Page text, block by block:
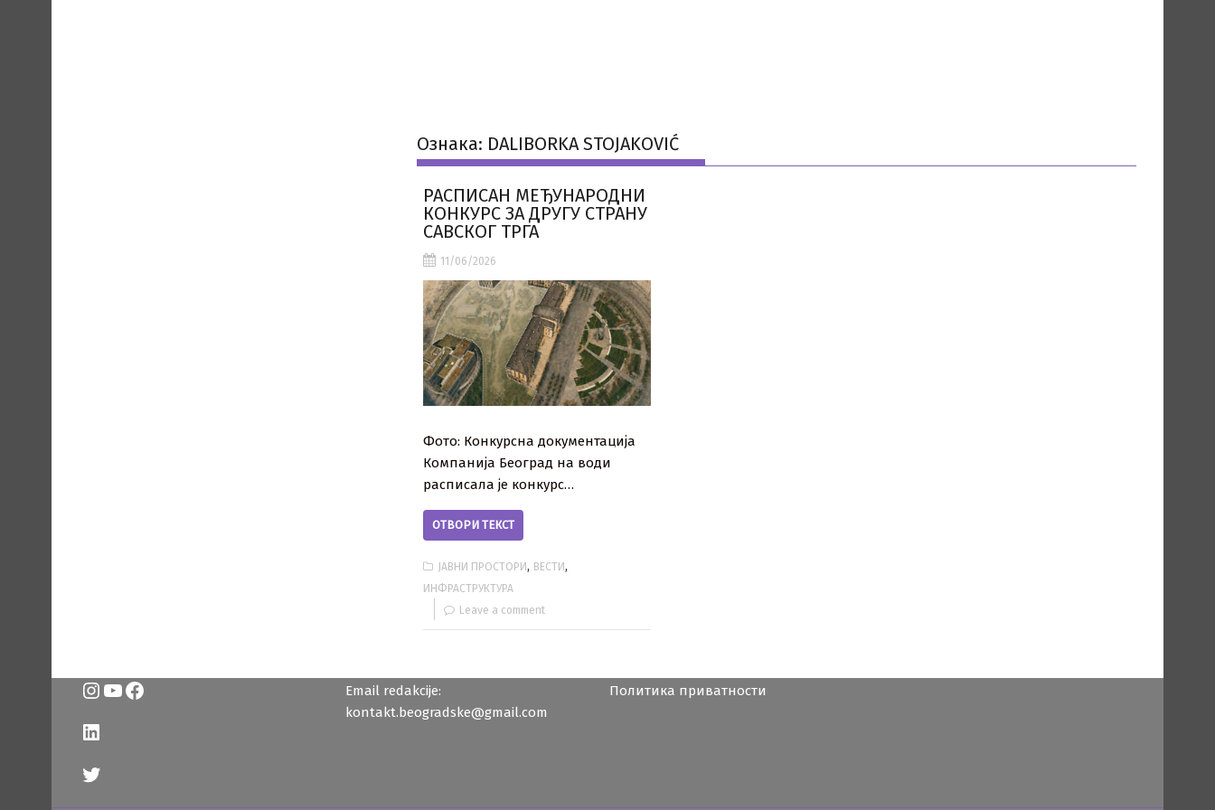
Ознака: DALIBORKA STOJAKOVIĆ
РАСПИСАН МЕЂУНАРОДНИ
КОНКУРС ЗА ДРУГУ СТРАНУ
САВСКОГ ТРГА
11/06/2026
Фото: Конкурсна документација
Компанија Београд на води
расписала је конкурс…
ОТВОРИ ТЕКСТ
ЈАВНИ ПРОСТОРИ, ВЕСТИ,
ИНФРАСТРУКТУРА
Leave a comment
Instagram
YouTube
Facebook
LinkedIn
Twitter
Email redakcije:
kontakt.beogradske@gmail.com
Политика приватности